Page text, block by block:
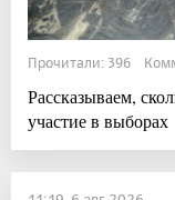
Прочитали: 396
Рассказываем,
участие в выборах